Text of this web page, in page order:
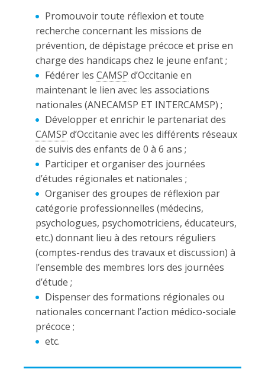
Promouvoir toute réflexion et toute
recherche concernant les missions de
prévention, de dépistage précoce et prise en
charge des handicaps chez le jeune enfant ;
Fédérer les CAMSP d’Occitanie en
maintenant le lien avec les associations
nationales (ANECAMSP ET INTERCAMSP) ;
Développer et enrichir le partenariat des
CAMSP d’Occitanie avec les différents réseaux
de suivis des enfants de 0 à 6 ans ;
Participer et organiser des journées
d’études régionales et nationales ;
Organiser des groupes de réflexion par
catégorie professionnelles (médecins,
psychologues, psychomotriciens, éducateurs,
etc.) donnant lieu à des retours réguliers
(comptes-rendus des travaux et discussion) à
l’ensemble des membres lors des journées
d’étude ;
Dispenser des formations régionales ou
nationales concernant l’action médico-sociale
précoce ;
etc.